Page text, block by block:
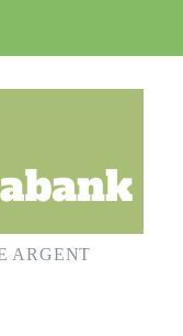
ARGENT